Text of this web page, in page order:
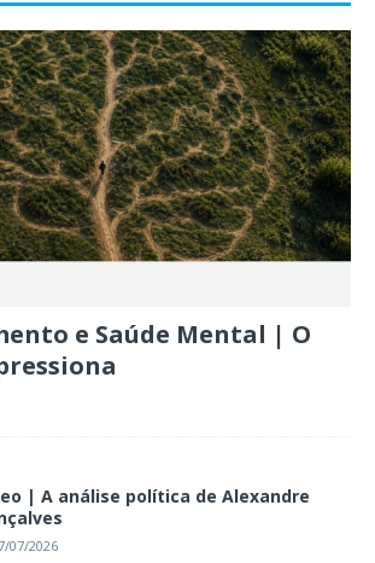
e Saúde Mental | O
| A análise política de Alexandre
07/2026